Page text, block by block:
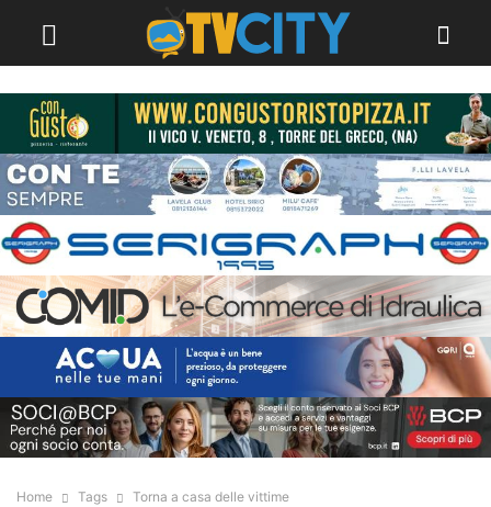
Home Tags Torna a casa delle vittime